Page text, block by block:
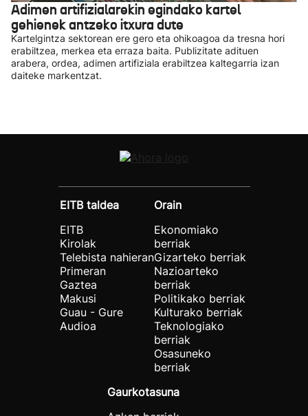
Adimen artifizialarekin egindako kartel
gehienek antzeko itxura dute
Kartelgintza sektorean ere gero eta ohikoagoa da tresna hori
erabiltzea, merkea eta erraza baita. Publizitate adituen
arabera, ordea, adimen artifiziala erabiltzea kaltegarria izan
daiteke markentzat.
EITB taldea
EITB
Kirolak
Telebista nahieran
Primeran
Gaztea
Makusi
Guau - Gure
Audioa
Orain
Ekonomiako
berriak
Gizarteko berriak
Nazioarteko
berriak
Politikako berriak
Kulturako berriak
Teknologiako
berriak
Osasuneko
berriak
Gaurkotasuna